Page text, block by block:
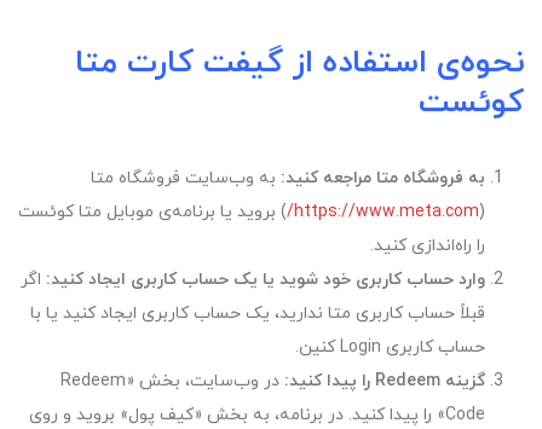
نحوه‌ی استفاده از گیفت کارت متا
کوئست
به فروشگاه متا مراجعه کنید: به وب‌سایت فروشگاه متا
(
https://www.meta.com/ ) بروید یا برنامه‌ی موبایل متا کوئست
را راه‌اندازی کنید.
وارد حساب کاربری خود شوید یا یک حساب کاربری ایجاد کنید: اگر
قبلاً حساب کاربری متا ندارید، یک حساب کاربری ایجاد کنید یا با
حساب کاربری Login کنین.
گزینه Redeem را پیدا کنید
:
در وب‌سایت، بخش «Redeem
Code» را پیدا کنید. در برنامه، به بخش «کیف پول» بروید و روی